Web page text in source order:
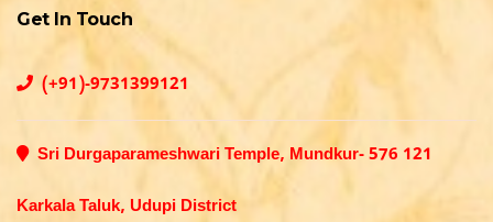
Get In Touch
(+91)-9731399121
Sri Durgaparameshwari Temple, Mundkur- 576 121
Karkala Taluk, Udupi District